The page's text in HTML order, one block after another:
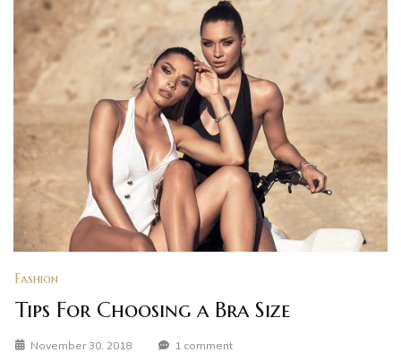
Fashion
Tips For Choosing a Bra Size
November 30, 2018 1 comment